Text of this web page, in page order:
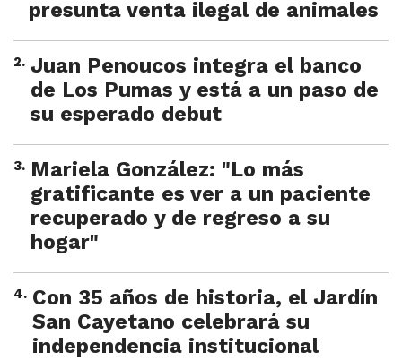
presunta venta ilegal de animales
2. Juan Penoucos integra el banco
de Los Pumas y está a un paso de
su esperado debut
3. Mariela González: "Lo más
gratificante es ver a un paciente
recuperado y de regreso a su
hogar"
4. Con 35 años de historia, el Jardín
San Cayetano celebrará su
independencia institucional